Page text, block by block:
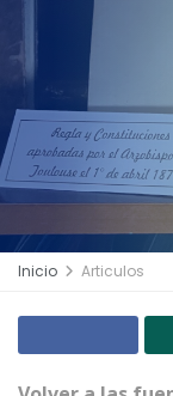
Inicio Articulos